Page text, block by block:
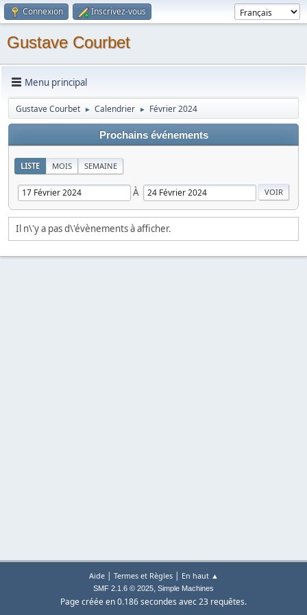
Connexion Inscrivez-vous
Gustave Courbet
Menu principal
Gustave Courbet ► Calendrier ► Février 2024
Prochains événements
LISTE MOIS SEMAINE
À
Il n\'y a pas d\'évènements à afficher.
Aide| Termes et Règles| En haut ▲
SMF 2.1.6 © 2025, Simple Machines
Page créée en 0.186 secondes avec 23 requêtes.